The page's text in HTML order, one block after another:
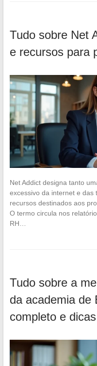
Tudo sobre Net
e recursos para
Net Addict designa tanto
excessivo da internet e das
recursos destinados aos
O termo circula nos
RH…
Tudo sobre a
da academia de
completo e dicas